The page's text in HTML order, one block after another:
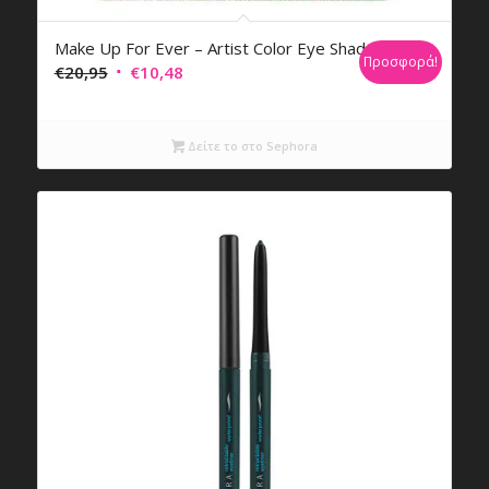
Make Up For Ever – Artist Color Eye Shadow
€20,95 Original
€10,48Η
είναι:
€10,48.
Προσφορά!
Δείτε το στο Sephora